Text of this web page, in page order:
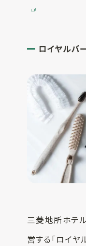
ロイヤルパ
三菱地所ホテ
営する「ロイヤ